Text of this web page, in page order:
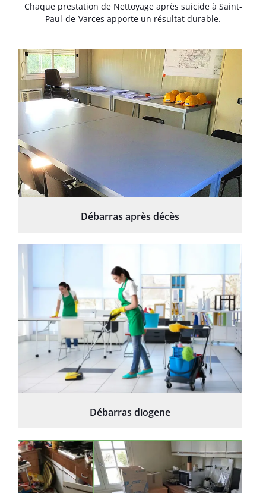
Chaque prestation de Nettoyage après suicide à Saint-
Paul-de-Varces apporte un résultat durable.
Débarras après décès
Débarras diogene